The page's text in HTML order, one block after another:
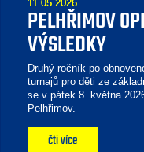
11.05.2026
PELHŘIMOV
VÝSLEDKY
Druhý ročník po
turnajů pro děti ze
se v pátek 8. května
Pelhřimov.
čti více